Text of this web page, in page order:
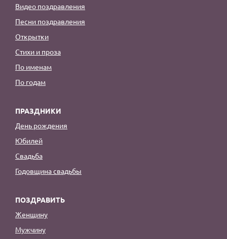
Видео поздравления
Песни поздравления
Открытки
Стихи и проза
По именам
По годам
ПРАЗДНИКИ
День рождения
Юбилей
Свадьба
Годовщина свадьбы
ПОЗДРАВИТЬ
Женщину
Мужчину